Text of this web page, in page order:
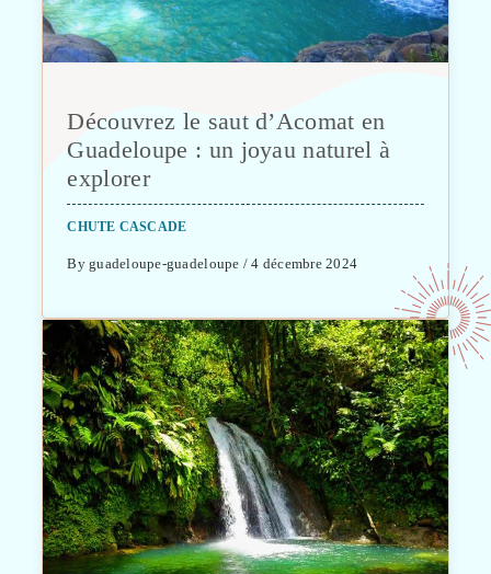
Découvrez le saut d’Acomat en
Guadeloupe : un joyau naturel à
explorer
CHUTE CASCADE
By guadeloupe-guadeloupe / 4 décembre 2024